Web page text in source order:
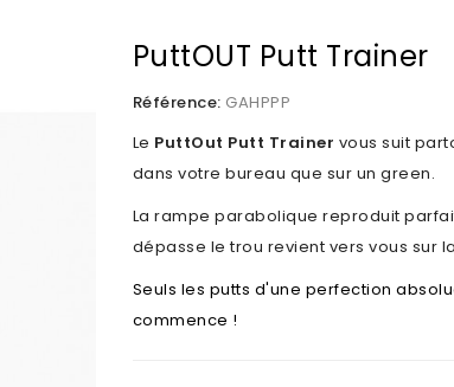
PuttOUT Putt Trainer
Référence: GAHPPP
Le PuttOut Putt Trainer vous suit
dans votre bureau que sur un green.
La rampe parabolique reproduit
dépasse le trou revient vers vous sur
Seuls les putts d'une perfection
commence !